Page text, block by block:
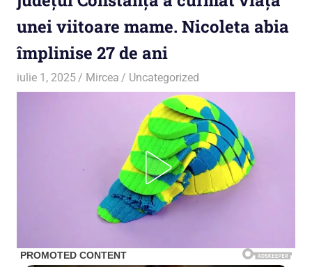
unei viitoare mame. Nicoleta abia
împlinise 27 de ani
iulie 1, 2025 Mircea Uncategorized